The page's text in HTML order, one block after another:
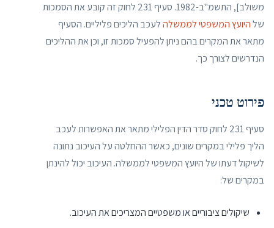
משולב], התשמ"ב-1982. סעיף 231 לחוק זה קובע את הסמכות
שלהיועץ המשפטי לממשלהלעכב הליכים פליליים. הסעיף
מתאר את המקרים בהם ניתן להפעיל סמכות זו, וכן את ההליכים
הנדרשים לצורך כך.
פירוט טכני
סעיף 231 לחוק סדר הדין הפלילי מתאר את האפשרות לעכב
הליך פלילי במקרים שונים, כאשר ההחלטה על העיכוב נתונה
לשיקול דעתו של היועץ המשפטי לממשלה. העיכוב יכול להינתן
במקרים של:
שיקולים ציבוריים או משפטיים המצריכים את העיכוב.